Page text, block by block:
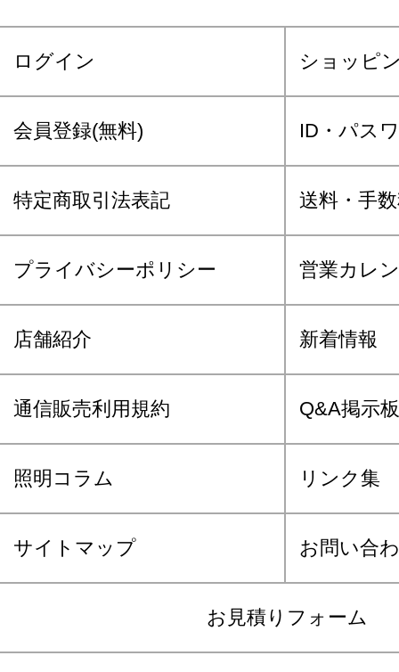
ログイン ショッピ
会員登録(無料) ID・パス
特定商取引法表記 送料・手
プライバシーポリシー 営業カレ
店舗紹介 新着情報
通信販売利用規約 Q&A掲示板
照明コラム リンク集
サイトマップ お問い合
お見積りフォーム